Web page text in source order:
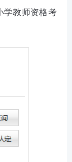
学教师资格考